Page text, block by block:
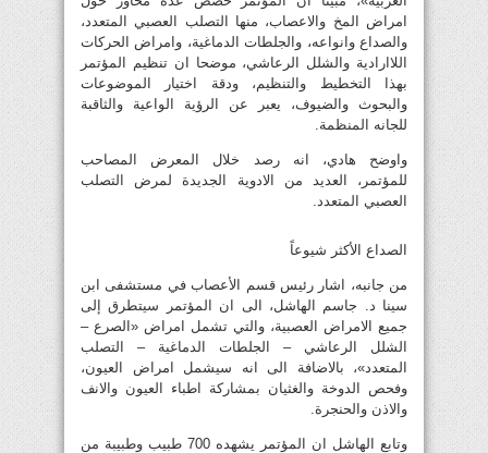
امراض المخ واﻻعصاب، منها التصلب العصبي المتعدد،
والصداع وانواعه، والجلطات الدماغية، وامراض الحركات
اللاارادية والشلل الرعاشي، موضحا ان تنظيم المؤتمر
بهذا التخطيط والتنظيم، ودقة اختيار الموضوعات
والبحوث والضيوف، يعبر عن الرؤية الواعية والثاقبة
للجانه المنظمة.
واوضح هادي، انه رصد خلال المعرض المصاحب
للمؤتمر، العديد من الادوية الجديدة لمرض التصلب
العصبي المتعدد.
الصداع الأكثر شيوعاً
من جانبه، اشار رئيس قسم الأعصاب في مستشفى ابن
سينا د. جاسم الهاشل، الى ان المؤتمر سيتطرق إلى
جميع الامراض العصبية، والتي تشمل امراض «الصرع –
الشلل الرعاشي – الجلطات الدماغية – التصلب
المتعدد»، بالاضافة الى انه سيشمل امراض العيون،
وفحص الدوخة والغثيان بمشاركة اطباء العيون والانف
والاذن والحنجرة.
وتابع الهاشل ان المؤتمر يشهده 700 طبيب وطبيبة من